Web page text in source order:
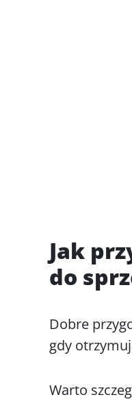
Jak
do
Dobre
gdy
Warto